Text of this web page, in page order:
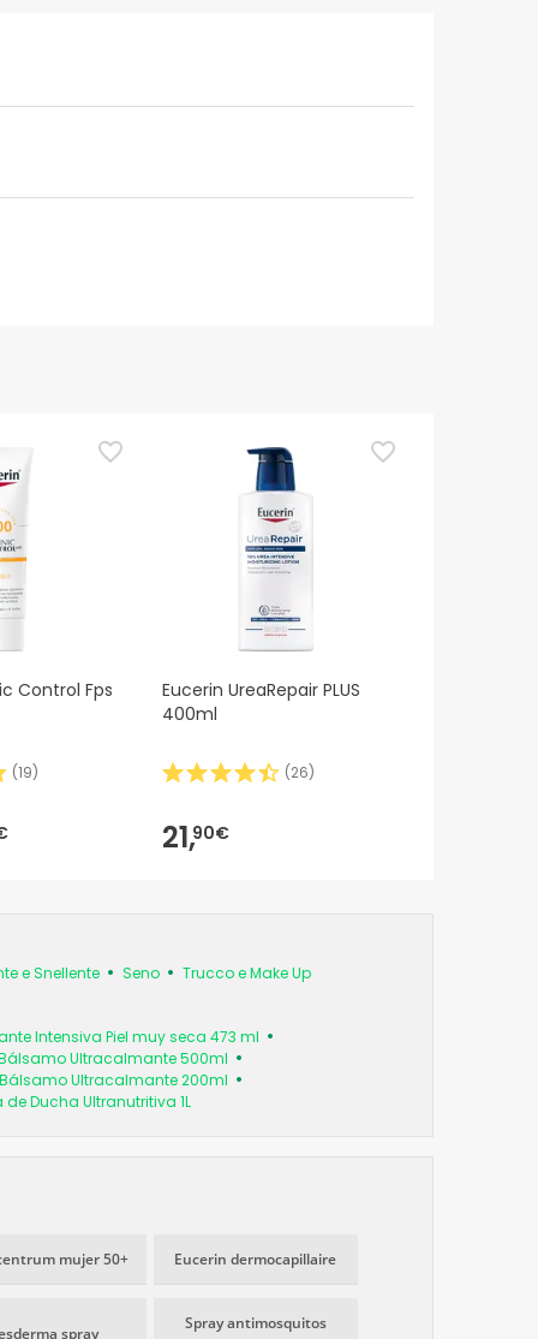
Control Fps
(19)
Eucerin UreaRepair PLUS
400ml
(26)
21,90€
e Snellente Seno Trucco e Make Up
Intensiva Piel muy seca 473 ml
Ultracalmante 500ml
Ultracalmante 200ml
Ducha Ultranutritiva 1L
mujer 50+ Eucerin dermocapillaire
spray
Spray antimosquitos